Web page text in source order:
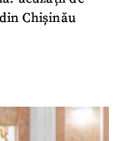
Chișinău